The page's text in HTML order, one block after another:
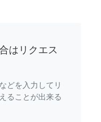
はリクエス
どを入力してリ
ることが出来る